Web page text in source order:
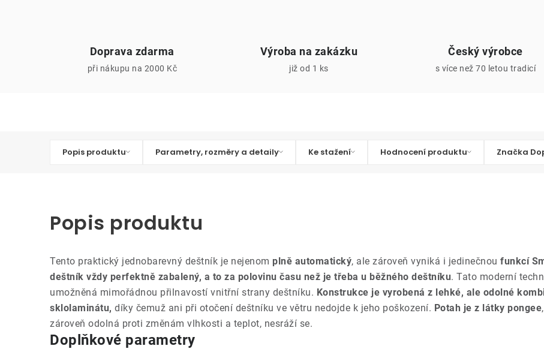
Doprava zdarma
při nákupu na 2000 Kč
Výroba na zakázku
již od 1 ks
Český výrobce
s více než 70 letou tradicí
Popis produktu Parametry, rozměry a detaily Ke stažení Hodnocení produktu Značka
Popis produktu
Tento praktický jednobarevný deštník je nejenom plně automatický, ale zároveň vyniká i jedinečnou funkcí
deštník vždy perfektně zabalený, a to za polovinu času než je třeba u běžného deštníku. Tato moderní
umožněná mimořádnou přilnavostí vnitřní strany deštníku. Konstrukce je vyrobená z lehké, ale odolné
sklolaminátu, díky čemuž ani při otočení deštníku ve větru nedojde k jeho poškození. Potah je z látky pongee
zároveň odolná proti změnám vlhkosti a teplot, nesráží se.
Doplňkové parametry